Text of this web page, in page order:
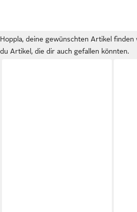
Hoppla, deine gewünschten Artikel
du Artikel, die dir auch gefallen könnten.